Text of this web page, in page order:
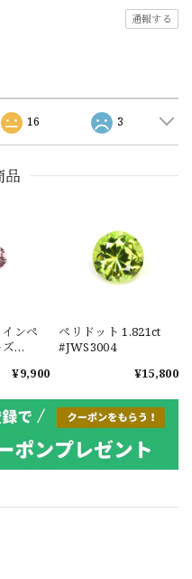
通報する
16 3
品
インペ
¥9,900
ペリドット 1.821ct
#JWS3004
¥15,800